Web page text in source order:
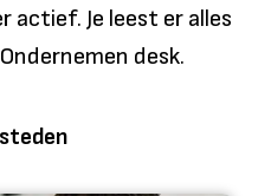
actief. Je leest er alles
desk.